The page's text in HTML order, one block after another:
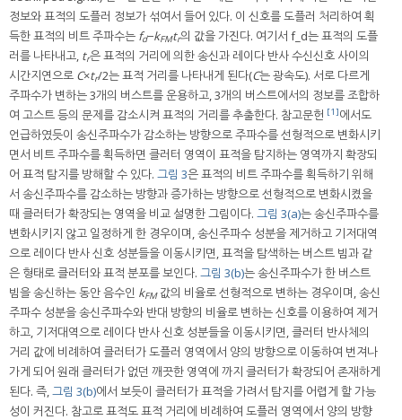
정보와 표적의 도플러 정보가 섞여서 들어 있다. 이 신호를 도플러 처리하여 획
득한 표적의 비트 주파수는 fd−kFMtr의 값을 가진다. 여기서 f_d는 표적의 도플
러를 나타내고, tr은 표적의 거리에 의한 송신과 레이다 반사 수신신호 사이의
시간지연으로 C×tr/2는 표적 거리를 나타내게 된다(C는 광속도). 서로 다르게
주파수가 변하는 3개의 버스트를 운용하고, 3개의 버스트에서의 정보를 조합하
여 고스트 등의 문제를 감소시켜 표적의 거리를 추출한다. 참고문헌 [1]에서도
언급하였듯이 송신주파수가 감소하는 방향으로 주파수를 선형적으로 변화시키
면서 비트 주파수를 획득하면 클러터 영역이 표적을 탐지하는 영역까지 확장되
어 표적 탐지를 방해할 수 있다. 그림 3은 표적의 비트 주파수를 획득하기 위해
서 송신주파수를 감소하는 방향과 증가하는 방향으로 선형적으로 변화시켰을
때 클러터가 확장되는 영역을 비교 설명한 그림이다. 그림 3(a)는 송신주파수를
변화시키지 않고 일정하게 한 경우이며, 송신주파수 성분을 제거하고 기저대역
으로 레이다 반사 신호 성분들을 이동시키면, 표적을 탐색하는 버스트 빔과 같
은 형태로 클러터와 표적 분포를 보인다. 그림 3(b)는 송신주파수가 한 버스트
빔을 송신하는 동안 음수인 kFM값의 비율로 선형적으로 변하는 경우이며, 송신
주파수 성분을 송신주파수와 반대 방향의 비율로 변하는 신호를 이용하여 제거
하고, 기저대역으로 레이다 반사 신호 성분들을 이동시키면, 클러터 반사체의
거리 값에 비례하여 클러터가 도플러 영역에서 양의 방향으로 이동하여 번져나
가게 되어 원래 클러터가 없던 깨끗한 영역에 까지 클러터가 확장되어 존재하게
된다. 즉,그림 3(b)에서 보듯이 클러터가 표적을 가려서 탐지를 어렵게 할 가능
성이 커진다. 참고로 표적도 표적 거리에 비례하여 도플러 영역에서 양의 방향